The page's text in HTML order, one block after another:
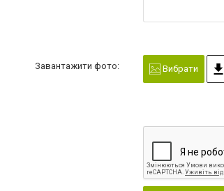
Завантажити фото: Вибрати